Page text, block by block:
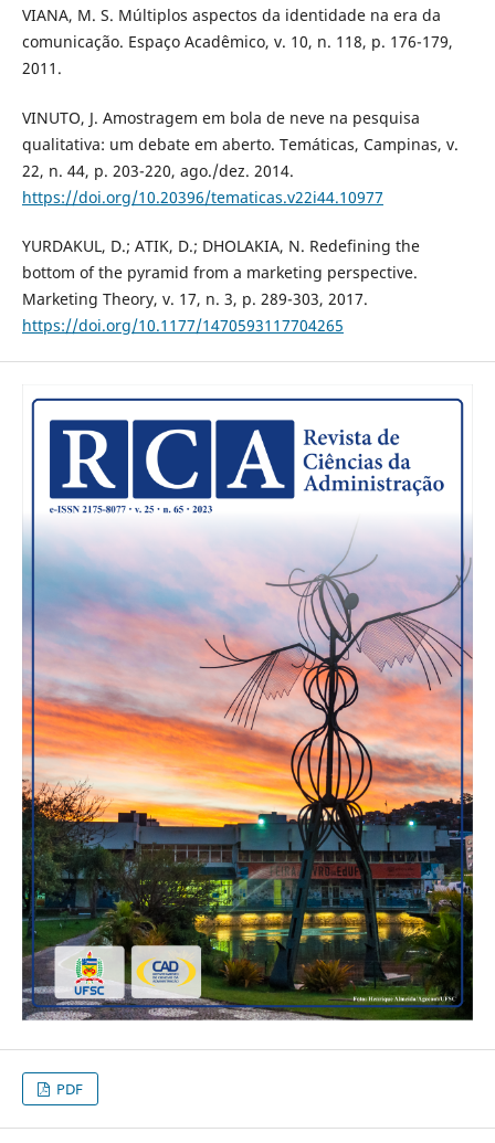
VIANA, M. S. Múltiplos aspectos da identidade na era da
comunicação. Espaço Acadêmico, v. 10, n. 118, p. 176-179,
2011.
VINUTO, J. Amostragem em bola de neve na pesquisa
qualitativa: um debate em aberto. Temáticas, Campinas, v.
22, n. 44, p. 203-220, ago./dez. 2014.
https://doi.org/10.20396/tematicas.v22i44.10977
YURDAKUL, D.; ATIK, D.; DHOLAKIA, N. Redefining the
bottom of the pyramid from a marketing perspective.
Marketing Theory, v. 17, n. 3, p. 289-303, 2017.
https://doi.org/10.1177/1470593117704265
PDF